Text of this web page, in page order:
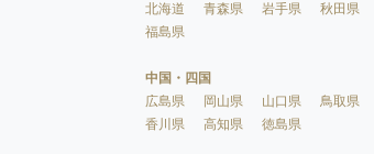
北海道
青森県 岩手県 秋田県
福島県
中国・四国
広島県
岡山県 山口県 鳥取県
香川県
高知県 徳島県